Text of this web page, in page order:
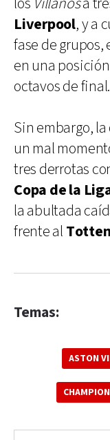
Liverpool, y a
fase de
en una
octavos de final.
Sin embargo,
un mal
tres derrotas
Copa de la
la abultada
frente al
Temas:
ASTON